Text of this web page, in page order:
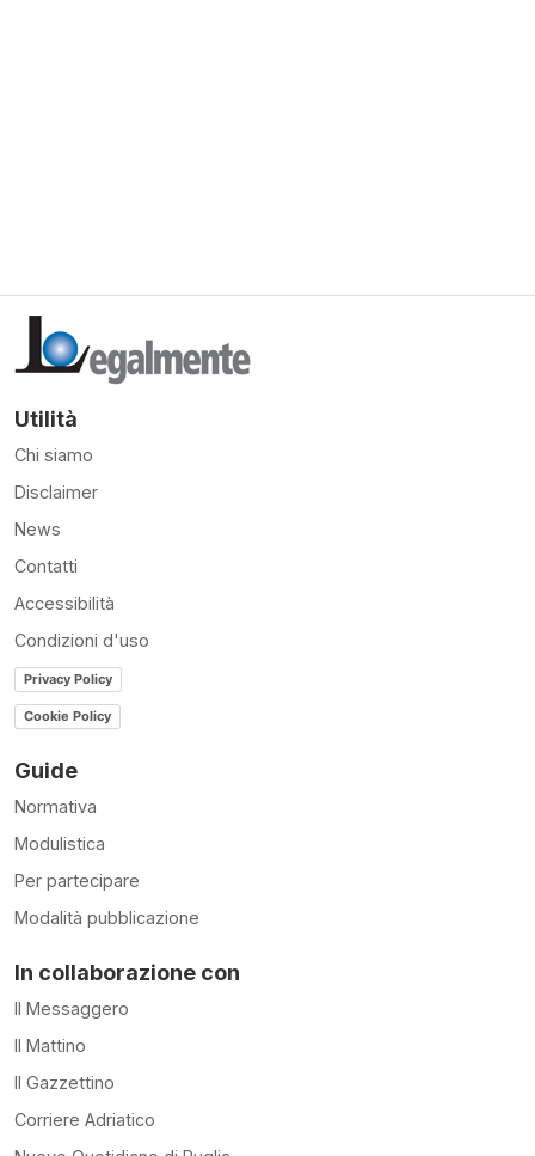
Utilità
Chi siamo
Disclaimer
News
Contatti
Accessibilità
Condizioni d'uso
Privacy Policy
Cookie Policy
Guide
Normativa
Modulistica
Per partecipare
Modalità pubblicazione
In collaborazione con
Il Messaggero
Il Mattino
Il Gazzettino
Corriere Adriatico